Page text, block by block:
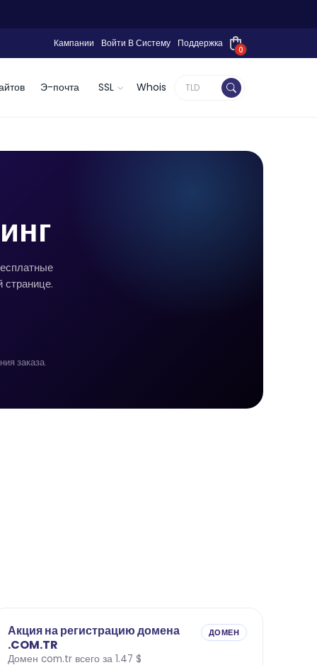
Кампании Войти В Систему Поддержка
0
Э-почта SSL Whois
странице.
заказа.
Акция на регистрацию домена
.COM.TR
ДОМЕН
Домен com.tr всего за 1.47 $